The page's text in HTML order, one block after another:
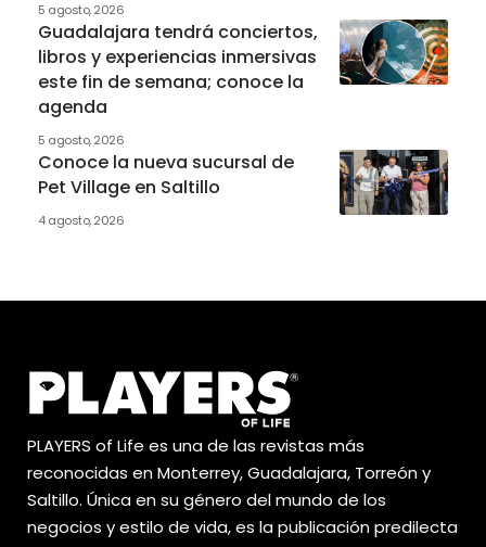
5 agosto, 2026
Guadalajara tendrá conciertos,
libros y experiencias inmersivas
este fin de semana; conoce la
agenda
5 agosto, 2026
Conoce la nueva sucursal de
Pet Village en Saltillo
4 agosto, 2026
PLAYERS of Life es una de las revistas más
reconocidas en Monterrey, Guadalajara, Torreón y
Saltillo. Única en su género del mundo de los
negocios y estilo de vida, es la publicación predilecta